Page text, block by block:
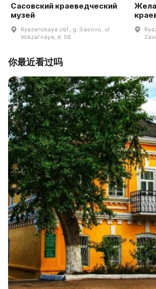
Сасовский краеведческий
музей
Ryazanskaya obl., g. Sasovo, ul.
Vokzalʹnaya, d. 56
你最近看过吗